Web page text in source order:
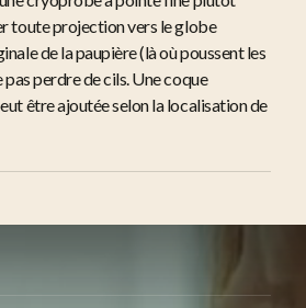
toute projection vers le globe
de la paupière (là où poussent les
perdre de cils. Une coque
être ajoutée selon la localisation de